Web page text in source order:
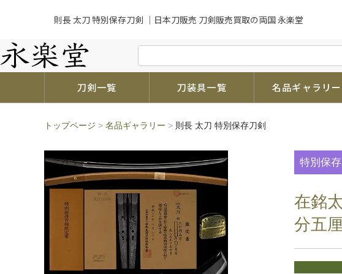
則長 太刀 特別保存刀剣 ｜日本刀販売 刀剣販売買取の両国 永楽堂
刀剣一覧 刀装具一覧 名品ギャラリー
トップページ > 名品ギャラリー > 則長 太刀 特別保存刀剣
特別保
在銘
分五